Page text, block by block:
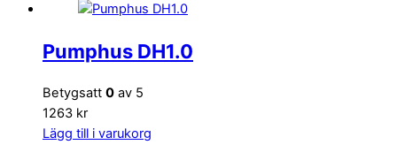
Pumphus DH1.0
Betygsatt 0 av 5
1263 kr
Lägg till i varukorg